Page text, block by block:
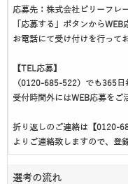
応募先：株式会社ビリ
「応募する」ボタンからWEB
お電話にて受け付けを行って
【TEL応募】
（0120-685-522）でも365日
受付時間外にはWEB応募をご
折り返しのご連絡は【0120-
よりご連絡致しますので、登
選考の流れ